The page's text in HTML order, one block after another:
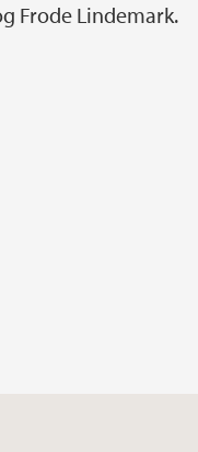
Frode Lindemark.